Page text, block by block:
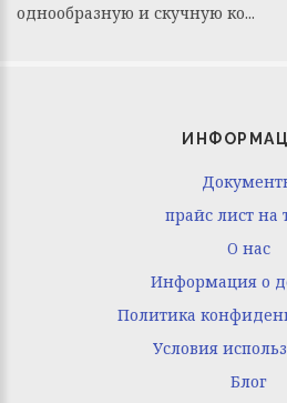
однообразную и скучную ко...
прайс лист на
O нас
Информация о
Политика
Условия
Блог